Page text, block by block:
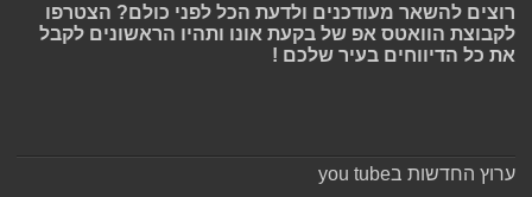
רוצים להשאר מעודכנים ולדעת הכל לפני כולם? הצטרפו
לקבוצת הוואטס אפ של בקעת אונו ותהיו הראשונים לקבל
את כל הדיווחים בעיר שלכם !
ערוץ החדשות בyou tube